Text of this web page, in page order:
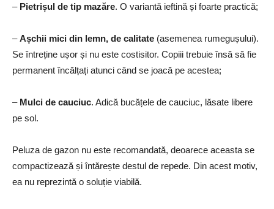
– Pietrișul de tip mazăre. O variantă ieftină și foarte practică;
–Așchii mici din lemn, de calitate (asemenea rumegușului).
Se întreține ușor și nu este costisitor. Copiii trebuie însă să fie
permanent încălțați atunci când se joacă pe acestea;
– Mulci de cauciuc. Adică bucățele de cauciuc, lăsate libere
pe sol.
Peluza de gazon nu este recomandată, deoarece aceasta se
compactizează și întărește destul de repede. Din acest motiv,
ea nu reprezintă o soluție viabilă.